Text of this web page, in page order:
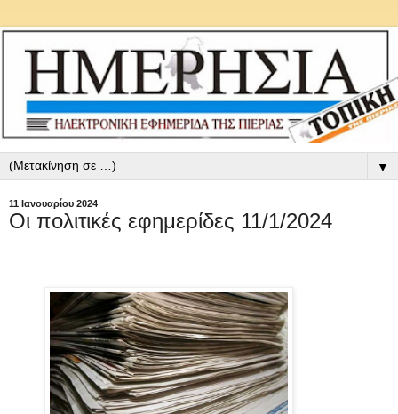
▼
11 Ιανουαρίου 2024
Οι πολιτικές εφημερίδες 11/1/2024